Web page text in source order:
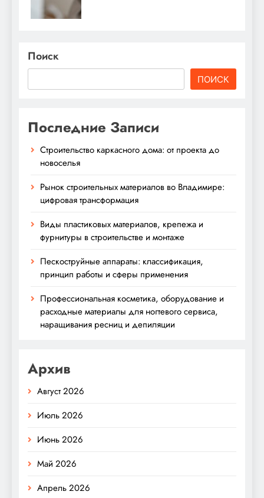
Поиск
ПОИСК
Последние Записи
Строительство каркасного дома: от проекта до
новоселья
Рынок строительных материалов во Владимире:
цифровая трансформация
Виды пластиковых материалов, крепежа и
фурнитуры в строительстве и монтаже
Пескоструйные аппараты: классификация,
принцип работы и сферы применения
Профессиональная косметика, оборудование и
расходные материалы для ногтевого сервиса,
наращивания ресниц и депиляции
Архив
Август 2026
Июль 2026
Июнь 2026
Май 2026
Апрель 2026